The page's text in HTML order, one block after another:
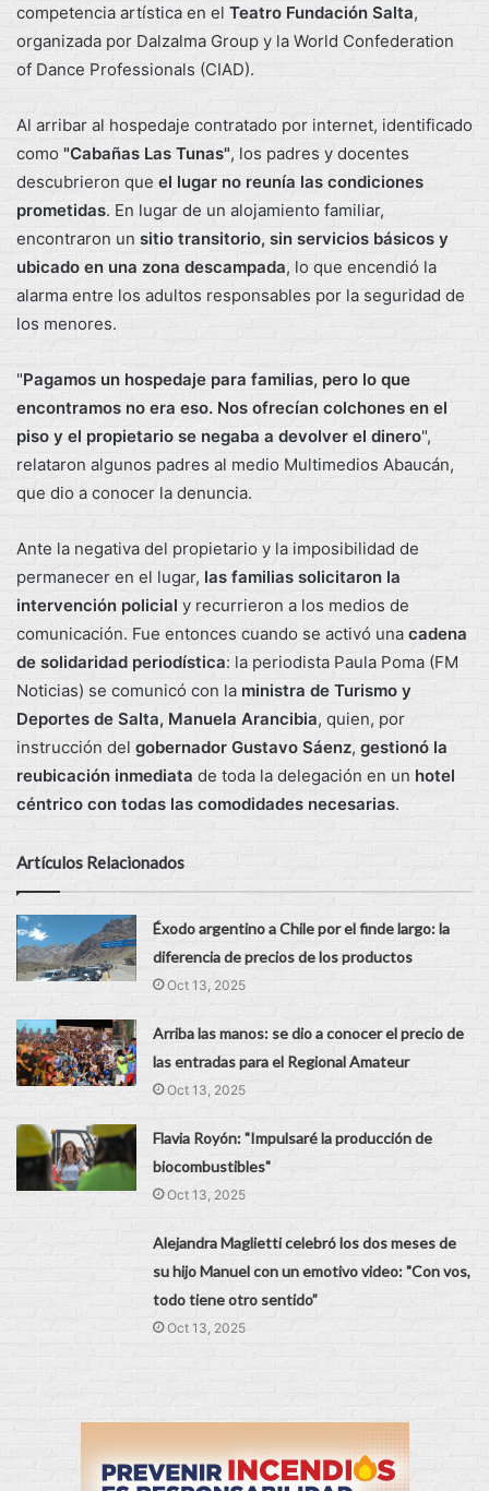
competencia artística en el Teatro Fundación Salta,
organizada por Dalzalma Group y la World Confederation
of Dance Professionals (CIAD).
Al arribar al hospedaje contratado por internet, identificado
como "Cabañas Las Tunas", los padres y docentes
descubrieron que el lugar no reunía las condiciones
prometidas. En lugar de un alojamiento familiar,
encontraron un sitio transitorio, sin servicios básicos y
ubicado en una zona descampada, lo que encendió la
alarma entre los adultos responsables por la seguridad de
los menores.
"Pagamos un hospedaje para familias, pero lo que
encontramos no era eso. Nos ofrecían colchones en el
piso y el propietario se negaba a devolver el dinero",
relataron algunos padres al medio Multimedios Abaucán,
que dio a conocer la denuncia.
Ante la negativa del propietario y la imposibilidad de
permanecer en el lugar, las familias solicitaron la
intervención policial y recurrieron a los medios de
comunicación. Fue entonces cuando se activó una cadena
de solidaridad periodística: la periodista Paula Poma (FM
Noticias) se comunicó con la ministra de Turismo y
Deportes de Salta, Manuela Arancibia, quien, por
instrucción del gobernador Gustavo Sáenz, gestionó la
reubicación inmediata de toda la delegación en un hotel
céntrico con todas las comodidades necesarias.
Artículos Relacionados
Éxodo argentino a Chile por el finde largo: la
diferencia de precios de los productos
Oct 13, 2025
Arriba las manos: se dio a conocer el precio de
las entradas para el Regional Amateur
Oct 13, 2025
Flavia Royón: "Impulsaré la producción de
biocombustibles"
Oct 13, 2025
Alejandra Maglietti celebró los dos meses de
su hijo Manuel con un emotivo video: "Con vos,
todo tiene otro sentido”
Oct 13, 2025